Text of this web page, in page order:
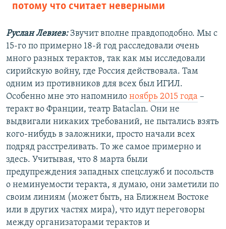
потому что считает неверными
Руслан Левиев: Звучит вполне правдоподобно. Мы с
15-го по примерно 18-й год расследовали очень
много разных терактов, так как мы исследовали
сирийскую войну, где Россия действовала. Там
одним из противников для всех был ИГИЛ.
Особенно мне это напомнило ноябрь 2015 года –
теракт во Франции, театр Bataclan. Они не
выдвигали никаких требований, не пытались взять
кого-нибудь в заложники, просто начали всех
подряд расстреливать. То же самое примерно и
здесь. Учитывая, что 8 марта были
предупреждения западных спецслужб и посольств
о неминуемости теракта, я думаю, они заметили по
своим линиям (может быть, на Ближнем Востоке
или в других частях мира), что идут переговоры
между организаторами терактов и